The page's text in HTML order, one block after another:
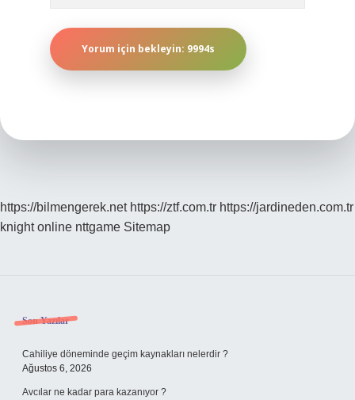
https://bilmengerek.net https://ztf.com.tr https://jardineden.com.tr
knight online nttgame Sitemap
Sidebar
Son Yazılar
Cahiliye döneminde geçim kaynakları nelerdir ?
Ağustos 6, 2026
Avcılar ne kadar para kazanıyor ?